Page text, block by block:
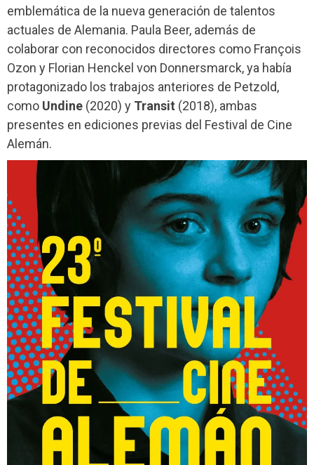
emblemática de la nueva generación de talentos
actuales de Alemania. Paula Beer, además de
colaborar con reconocidos directores como François
Ozon y Florian Henckel von Donnersmarck, ya había
protagonizado los trabajos anteriores de Petzold,
como Undine (2020) y Transit (2018), ambas
presentes en ediciones previas del Festival de Cine
Alemán.